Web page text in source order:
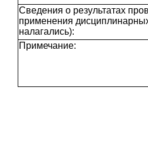
Сведения о результатах
применения
налагались):
Примечание: